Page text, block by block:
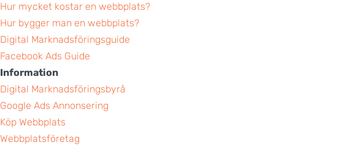
Hur mycket kostar en webbplats?
Hur bygger man en webbplats?
Digital Marknadsföringsguide
Facebook Ads Guide
Information
Digital Marknadsföringsbyrå
Google Ads Annonsering
Köp Webbplats
Webbplatsföretag